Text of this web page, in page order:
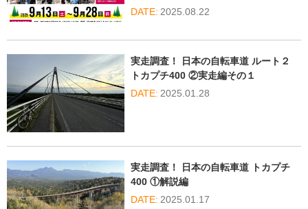
2025.08.22
実走調査！ 日本の自転車道 ルート２
トカプチ400 ②実走編その１
2025.01.28
実走調査！ 日本の自転車道 トカプチ
400 ①解説編
2025.01.17